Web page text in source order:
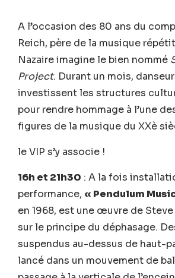
A l’occasion des 80 ans du
Reich, père de la musique
Nazaire imagine le bien nommé
Project. Durant un mois,
investissent les structures
pour rendre hommage à l’une
figures de la musique du XXè
le VIP s’y associe !
16h et 21h30 : A la fois
performance, « Pendulum
en 1968, est une œuvre de
sur le principe du déphasage.
suspendus au-dessus de haut-
lancé dans un mouvement de